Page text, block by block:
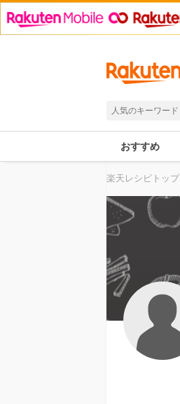
人気のキーワード
おすすめ
楽天レシピトップ